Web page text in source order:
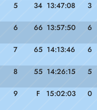
5 34 13:47:08 3
6 66 13:57:50 6
7 65 14:13:46 6
8 55 14:26:15 5
9 F 15:02:03 0